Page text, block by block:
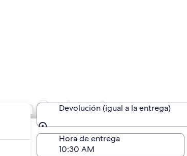
en Podgorica
Devolución (igual a la entrega)
Devolución (igual a la entrega)
Hora de entrega